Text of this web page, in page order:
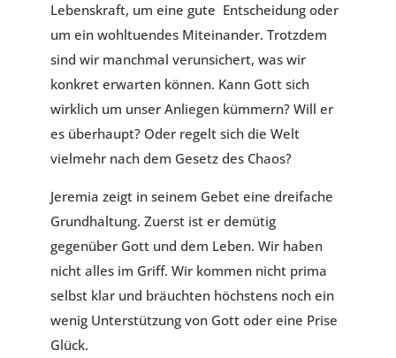
Lebenskraft, um eine gute Entscheidung oder
um ein wohltuendes Miteinander. Trotzdem
sind wir manchmal verunsichert, was wir
konkret erwarten können. Kann Gott sich
wirklich um unser Anliegen kümmern? Will er
es überhaupt? Oder regelt sich die Welt
vielmehr nach dem Gesetz des Chaos?
Jeremia zeigt in seinem Gebet eine dreifache
Grundhaltung. Zuerst ist er demütig
gegenüber Gott und dem Leben. Wir haben
nicht alles im Griff. Wir kommen nicht prima
selbst klar und bräuchten höchstens noch ein
wenig Unterstützung von Gott oder eine Prise
Glück.